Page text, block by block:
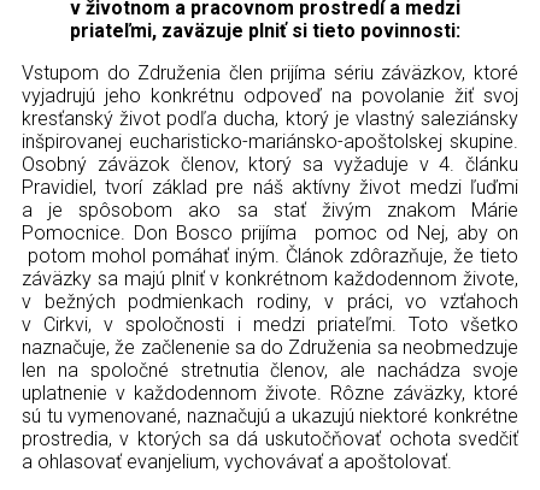
Formácia ZMP
Animácia ZMP
Zo života strediska
Čo pripravujeme
Videá
Kontakt
v životnom a pracovnom prostredí a medzi
priateľmi, zaväzuje plniť si tieto povinnosti:
Vstupom do Združenia člen prijíma sériu záväzkov, ktoré
vyjadrujú jeho konkrétnu odpoveď na povolanie žiť svoj
kresťanský život podľa ducha, ktorý je vlastný saleziánsky
inšpirovanej eucharisticko-mariánsko-apoštolskej skupine.
Osobný záväzok členov, ktorý sa vyžaduje v 4. článku
Pravidiel, tvorí základ pre náš aktívny život medzi ľuďmi
a je spôsobom ako sa stať živým znakom Márie
Pomocnice. Don Bosco prijíma pomoc od Nej, aby on
potom mohol pomáhať iným. Článok zdôrazňuje, že tieto
záväzky sa majú plniť v konkrétnom každodennom živote,
v bežných podmienkach rodiny, v práci, vo vzťahoch
v Cirkvi, v spoločnosti i medzi priateľmi. Toto všetko
naznačuje, že začlenenie sa do Združenia sa neobmedzuje
len na spoločné stretnutia členov, ale nachádza svoje
uplatnenie v každodennom živote. Rôzne záväzky, ktoré
sú tu vymenované, naznačujú a ukazujú niektoré konkrétne
prostredia, v ktorých sa dá uskutočňovať ochota svedčiť
a ohlasovať evanjelium, vychovávať a apoštolovať.